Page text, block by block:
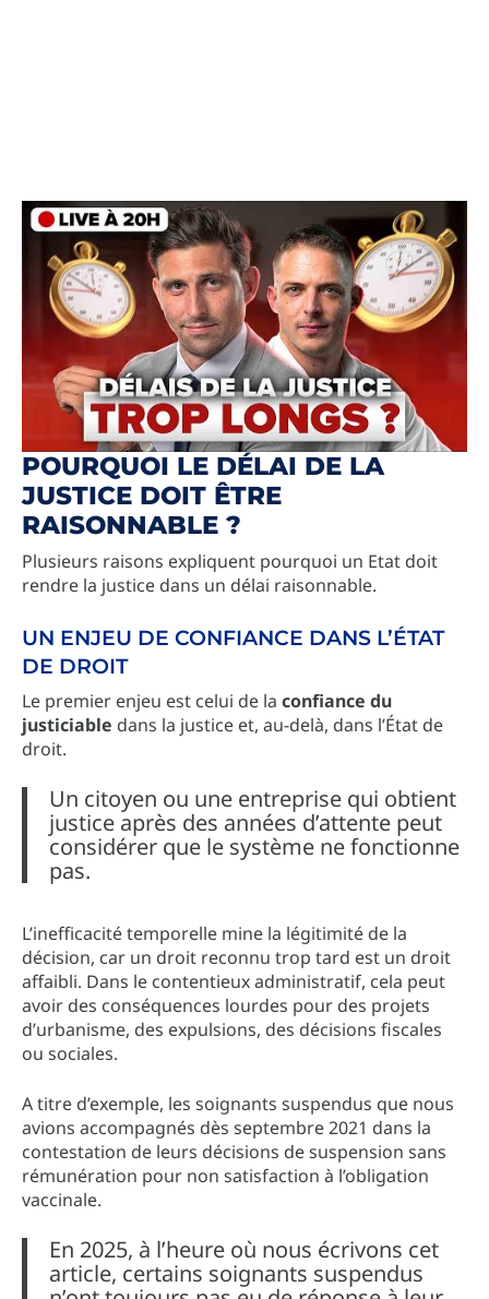
POURQUOI LE DÉLAI DE LA
JUSTICE DOIT ÊTRE
RAISONNABLE ?
Plusieurs raisons expliquent pourquoi un Etat doit
rendre la justice dans un délai raisonnable.
UN ENJEU DE CONFIANCE DANS L’ÉTAT
DE DROIT
Le premier enjeu est celui de la confiance du
justiciable dans la justice et, au-delà, dans l’État de
droit.
Un citoyen ou une entreprise qui obtient
justice après des années d’attente peut
considérer que le système ne fonctionne
pas.
L’inefficacité temporelle mine la légitimité de la
décision, car un droit reconnu trop tard est un droit
affaibli. Dans le contentieux administratif, cela peut
avoir des conséquences lourdes pour des projets
d’urbanisme, des expulsions, des décisions fiscales
ou sociales.
A titre d’exemple, les soignants suspendus que nous
avions accompagnés dès septembre 2021 dans la
contestation de leurs décisions de suspension sans
rémunération pour non satisfaction à l’obligation
vaccinale.
En 2025, à l’heure où nous écrivons cet
article, certains soignants suspendus